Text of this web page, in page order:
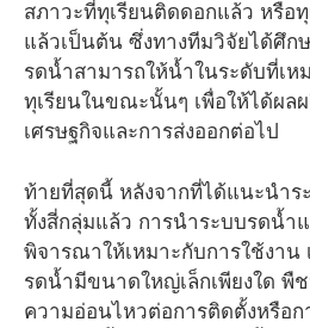
สภาวะที่ทุเรียนติดดอกแล้ว หรือ
แล้วเป็นต้น ซึ่งทางทีมวิจัยได้ศึก
รดน้ำสามารถให้น้ำในระดับที่เห
ทุเรียนในขณะนั้นๆ เพื่อให้ได้ผล
เศรษฐกิจและการส่งออกต่อไป
ท้ายที่สุดนี้ หลังจากที่ได้แนะนำร
ทั้งสี่กลุ่มแล้ว การนำระบบรดน้ำ
พิจารณาให้เหมาะกับการใช้งา
รดน้ำมีขนาดใหญ่เล็กเพียงใด
ความอ่อนไหวต่อการติดตั้งหรือ